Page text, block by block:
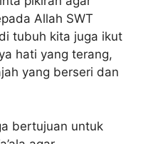
Allah SWT
tubuh kita juga ikut
hati yang terang,
yang berseri dan
bertujuan untuk